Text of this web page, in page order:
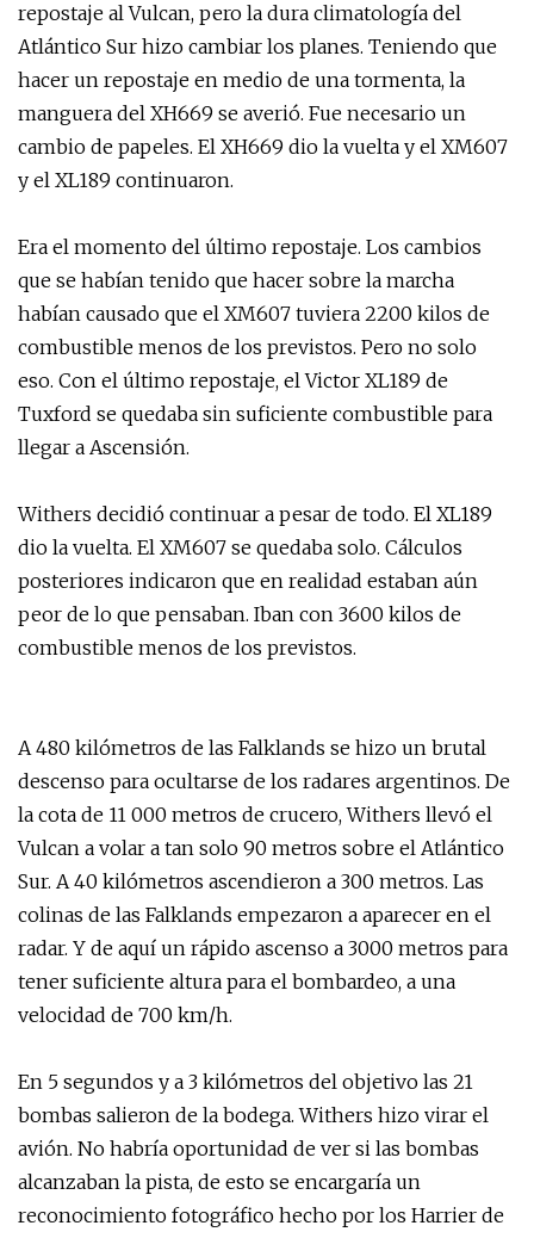
repostaje al Vulcan, pero la dura climatología del
Atlántico Sur hizo cambiar los planes. Teniendo que
hacer un repostaje en medio de una tormenta, la
manguera del XH669 se averió. Fue necesario un
cambio de papeles. El XH669 dio la vuelta y el XM607
y el XL189 continuaron.
Era el momento del último repostaje. Los cambios
que se habían tenido que hacer sobre la marcha
habían causado que el XM607 tuviera 2200 kilos de
combustible menos de los previstos. Pero no solo
eso. Con el último repostaje, el Victor XL189 de
Tuxford se quedaba sin suficiente combustible para
llegar a Ascensión.
Withers decidió continuar a pesar de todo. El XL189
dio la vuelta. El XM607 se quedaba solo. Cálculos
posteriores indicaron que en realidad estaban aún
peor de lo que pensaban. Iban con 3600 kilos de
combustible menos de los previstos.
A 480 kilómetros de las Falklands se hizo un brutal
descenso para ocultarse de los radares argentinos. De
la cota de 11 000 metros de crucero, Withers llevó el
Vulcan a volar a tan solo 90 metros sobre el Atlántico
Sur. A 40 kilómetros ascendieron a 300 metros. Las
colinas de las Falklands empezaron a aparecer en el
radar. Y de aquí un rápido ascenso a 3000 metros para
tener suficiente altura para el bombardeo, a una
velocidad de 700 km/h.
En 5 segundos y a 3 kilómetros del objetivo las 21
bombas salieron de la bodega. Withers hizo virar el
avión. No habría oportunidad de ver si las bombas
alcanzaban la pista, de esto se encargaría un
reconocimiento fotográfico hecho por los Harrier de